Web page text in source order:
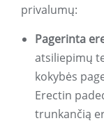
privalumų:
Pagerinta
atsiliepimų
kokybės
Erectin
trunkančią